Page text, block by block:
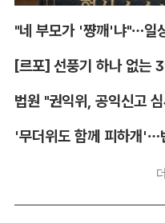
"네 부모가 '쨩깨'냐"…일
법원 "권익위, 공익신고